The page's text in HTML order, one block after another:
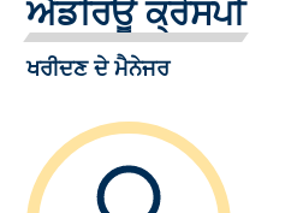
ਐਂਡਰਿਊ ਕ੍ਰੇਸਪੀ
ਖਰੀਦਣ ਦੇ ਮੈਨੇਜਰ